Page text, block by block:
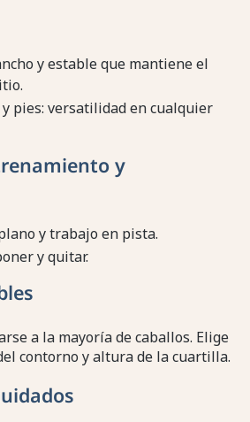
y estable que mantiene el
pies: versatilidad en cualquier
y
y trabajo en pista.
y quitar.
a la mayoría de caballos. Elige
contorno y altura de la cuartilla.